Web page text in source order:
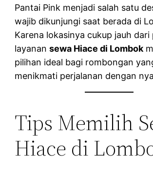
Pantai Pink menjadi salah satu
wajib dikunjungi saat berada di
Karena lokasinya cukup jauh
layanansewa Hiace di Lombok
pilihan ideal bagi rombongan
menikmati perjalanan dengan
Tips Memilih
Hiace di